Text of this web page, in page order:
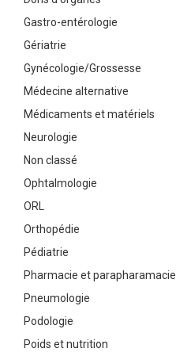
Gastro-entérologie
Gériatrie
Gynécologie/Grossesse
Médecine alternative
Médicaments et matériels
Neurologie
Non classé
Ophtalmologie
ORL
Orthopédie
Pédiatrie
Pharmacie et parapharamacie
Pneumologie
Podologie
Poids et nutrition